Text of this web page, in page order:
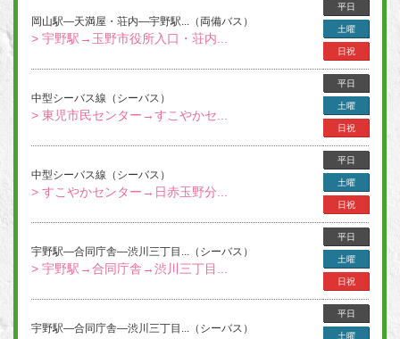
岡山駅―天満屋・荘内―宇野駅...（両備バス）
> 宇野駅→玉野市役所入口・荘内...
平日
土曜
日祝
中型シーバス線（シーバス）
> 東児市民センター→すこやかセ...
平日
土曜
日祝
中型シーバス線（シーバス）
> すこやかセンター→日赤玉野分...
平日
土曜
日祝
宇野駅―合同庁舎―渋川三丁目...（シーバス）
> 宇野駅→合同庁舎→渋川三丁目...
平日
土曜
日祝
宇野駅―合同庁舎―渋川三丁目...（シーバス）
平日
土曜